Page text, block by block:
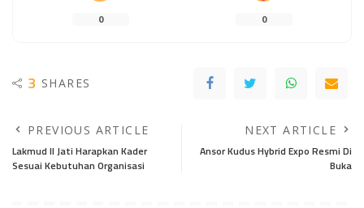
0 0
3 SHARES
PREVIOUS ARTICLE
Lakmud II Jati Harapkan Kader
Sesuai Kebutuhan Organisasi
NEXT ARTICLE
Ansor Kudus Hybrid Expo Resmi Di
Buka